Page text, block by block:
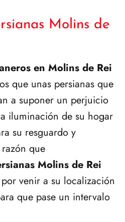
Molins de
en Molins de Rei
que unas persianas que
a suponer un perjuicio
iluminación de su hogar
su resguardo y
que
Molins de Rei
venir a su localización
que pase un intervalo